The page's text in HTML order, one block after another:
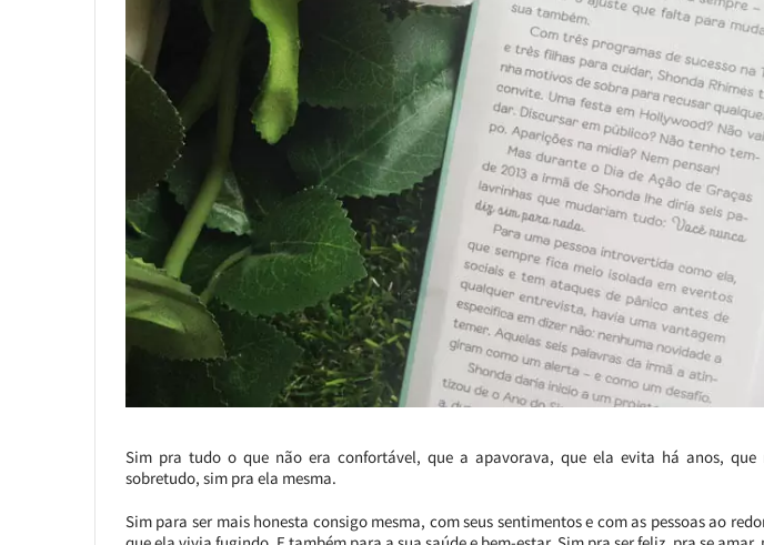
Sim pra tudo o que não era confortável, que a apavorava, que ela evita há anos, que
sobretudo, sim pra ela mesma.
Sim para ser mais honesta consigo mesma, com seus sentimentos e com as pessoas ao